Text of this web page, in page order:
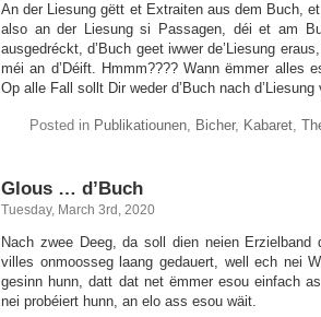
An der Liesung gëtt et Extraiten aus dem Buch,
also an der Liesung si Passagen, déi et am
ausgedréckt, d’Buch geet iwwer de’Liesung
méi an d’Déift. Hmmm???? Wann ëmmer alles
Op alle Fall sollt Dir weder d’Buch nach d’Liesung
Posted in Publikatiounen, Bicher, Kabaret,
Glous … d’Buch
Tuesday, March 3rd, 2020
Nach zwee Deeg, da soll dien neien
villes onmoosseg laang gedauert, well ech nei
gesinn hunn, datt dat net ëmmer esou einfach
nei probéiert hunn, an elo ass esou wäit.